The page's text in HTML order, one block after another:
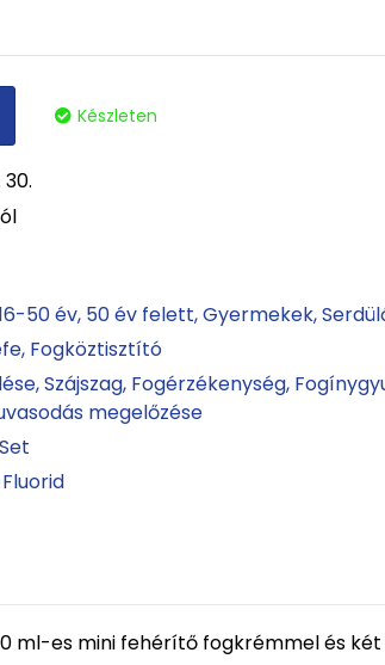
Készleten
50 év 50 év felett Gyermekek
Fogköztisztító
Szájszag Fogérzékenység
megelőzése
ml-es mini fehérítő fogkrémmel és